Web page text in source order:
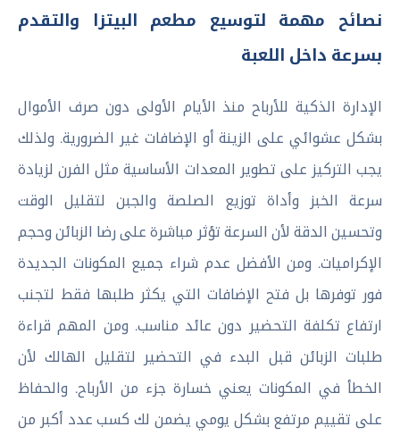
نصائح مهمة لتوسيع مطعم البيتزا والتقدم
بسرعة داخل اللعبة
الإدارة الذكية للأرباح منذ الأيام الأولى دون صرف الأموال
بشكل عشوائي على الزينة أو الإضافات غير الضرورية. ولذلك
يجب التركيز على تطوير المعدات الأساسية مثل الفرن لزيادة
سرعة الخبز وأداة توزيع الصلصة والجبن لتقليل الوقت
وتحسين الدقة لأن السرعة تؤثر مباشرة على رضا الزبائن وحجم
الإكراميات. ومن الأفضل عدم شراء جميع المكونات الجديدة
فور توفرها بل فتح الإضافات التي يكثر طلبها فقط لتجنب
ارتفاع تكلفة التحضير دون عائد مناسب. ومن المهم قراءة
طلبات الزبائن قبل البدء في التحضير لتقليل الهالك لأن
الخطأ في المكونات يعني خسارة جزء من الأرباح. والحفاظ
على تقييم مرتفع بشكل يومي يضمن لك كسب عدد أكبر من